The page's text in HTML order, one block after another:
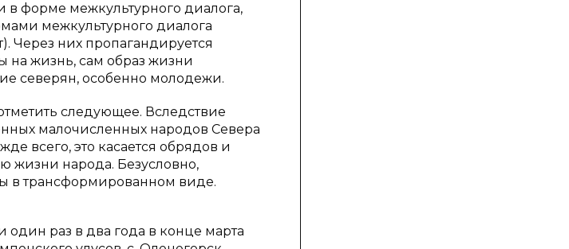
в форме межкультурного диалога,
межкультурного диалога
Через них пропагандируется
на жизнь, сам образ жизни
северян, особенно молодежи.
следующее. Вследствие
малочисленных народов Севера
всего, это касается обрядов и
жизни народа. Безусловно,
в трансформированном виде.
один раз в два года в конце марта